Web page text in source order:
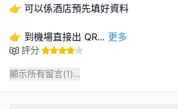
👉 可以係酒店預先填好資料
👉 到機場直接出 QR... 更多
評分
顯示所有留言(1)...